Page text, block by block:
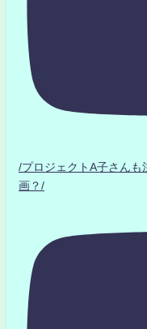
/プロジェクトA子さん
画？/